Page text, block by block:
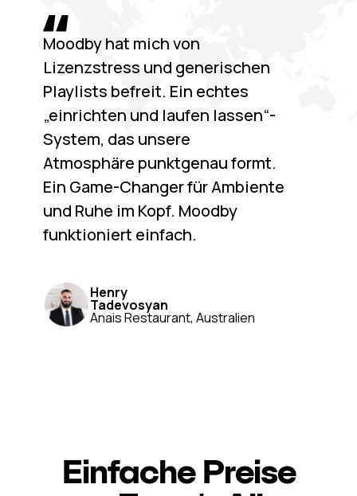
Moodby hat mich von
Lizenzstress und generischen
Playlists befreit. Ein echtes
„einrichten und laufen lassen“-
System, das unsere
Atmosphäre punktgenau formt.
Ein Game-Changer für Ambiente
und Ruhe im Kopf. Moodby
funktioniert einfach.
Henry
Tadevosyan
Anais Restaurant, Australien
Einfache Preise